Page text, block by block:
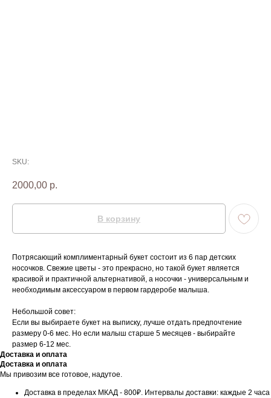
SKU:
2000,00 р.
В корзину
Потрясающий комплиментарный букет состоит из 6 пар детских
носочков. Свежие цветы - это прекрасно, но такой букет является
красивой и практичной альтернативой, а носочки - универсальным и
необходимым аксессуаром в первом гардеробе малыша.
Небольшой совет:
Если вы выбираете букет на выписку, лучше отдать предпочтение
размеру 0-6 мес. Но если малыш старше 5 месяцев - выбирайте
размер 6-12 мес.
Доставка и оплата
Доставка и оплата
Мы привозим все готовое, надутое.
Доставка в пределах МКАД - 800₽. Интервалы доставки: каждые 2 часа